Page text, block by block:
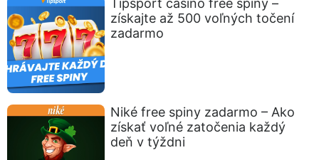
Tipsport casino free spiny –
získajte až 500 voľných točení
zadarmo
Niké free spiny zadarmo – Ako
získať voľné zatočenia každý
deň v týždni